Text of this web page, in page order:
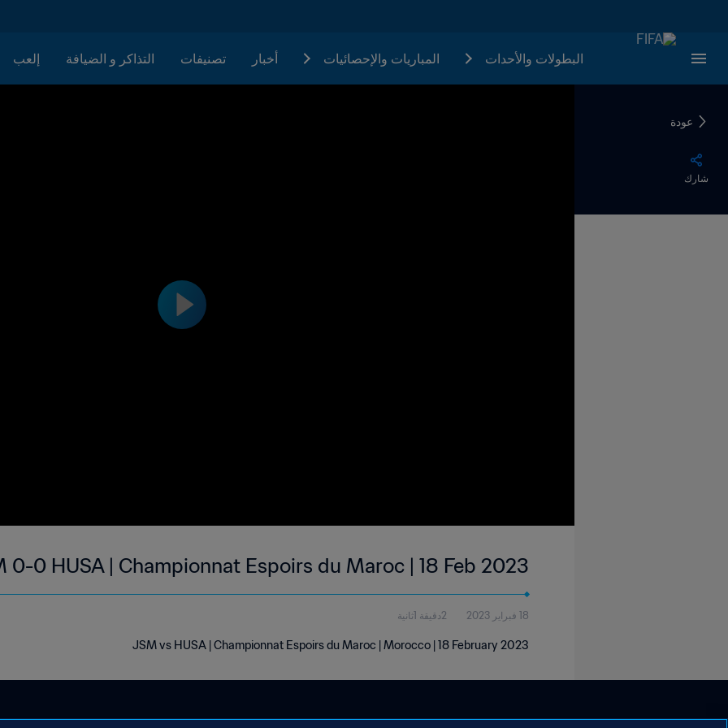
البطولات والأحدات المباريات والإحصائيات أخبار تصنيفات التذاكر و الضيافة إلعب
عودة
شارك
0-0 HUSA | Championnat Espoirs du Maroc | 18 Feb 2023
18 فبراير 2023 2دقيقة 1ثانية
JSM vs HUSA | Championnat Espoirs du Maroc | Morocco | 18 February 2023